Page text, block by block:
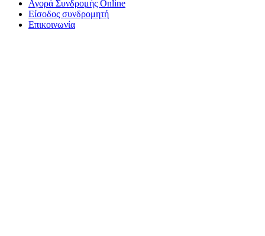
Αγορά Συνδρομής Online
Είσοδος συνδρομητή
Επικοινωνία